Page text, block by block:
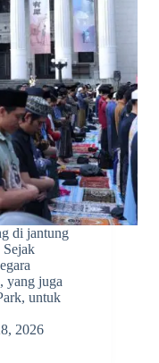
di jantung
yang juga
untuk
2026